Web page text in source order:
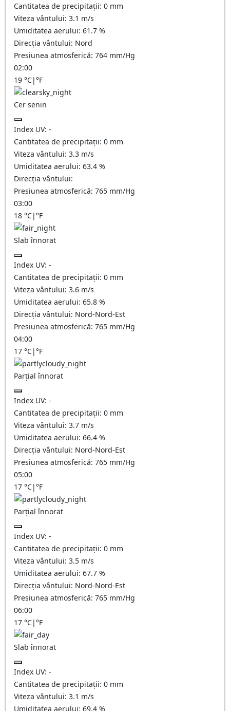
Cantitatea de precipitații: 0 mm
Viteza vântului: 3.1 m/s
Umiditatea aerului: 61.7 %
Direcția vântului: Nord
Presiunea atmosferică: 764 mm/Hg
02:00
19 °C|°F
Cer senin
Index UV: -
Cantitatea de precipitații: 0 mm
Viteza vântului: 3.3 m/s
Umiditatea aerului: 63.4 %
Direcția vântului:
Presiunea atmosferică: 765 mm/Hg
03:00
18 °C|°F
Slab înnorat
Index UV: -
Cantitatea de precipitații: 0 mm
Viteza vântului: 3.6 m/s
Umiditatea aerului: 65.8 %
Direcția vântului: Nord-Nord-Est
Presiunea atmosferică: 765 mm/Hg
04:00
17 °C|°F
Parțial înnorat
Index UV: -
Cantitatea de precipitații: 0 mm
Viteza vântului: 3.7 m/s
Umiditatea aerului: 66.4 %
Direcția vântului: Nord-Nord-Est
Presiunea atmosferică: 765 mm/Hg
05:00
17 °C|°F
Parțial înnorat
Index UV: -
Cantitatea de precipitații: 0 mm
Viteza vântului: 3.5 m/s
Umiditatea aerului: 67.7 %
Direcția vântului: Nord-Nord-Est
Presiunea atmosferică: 765 mm/Hg
06:00
17 °C|°F
Slab înnorat
Index UV: -
Cantitatea de precipitații: 0 mm
Viteza vântului: 3.1 m/s
Umiditatea aerului: 69.4 %